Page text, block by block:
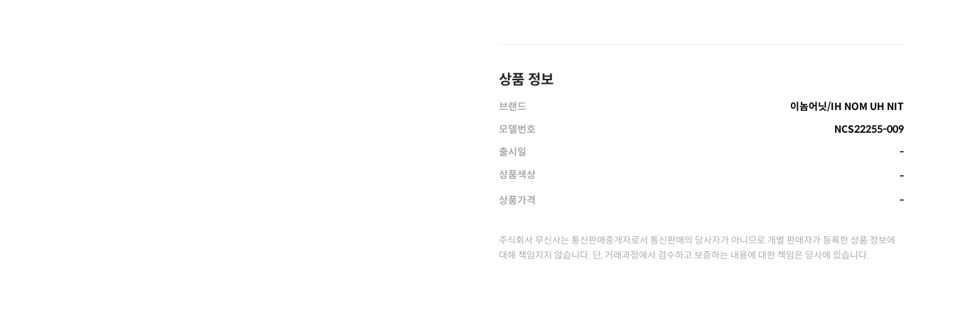
상품 정보
브랜드
이놈어닛/IH NOM UH NIT
모델번호
NCS22255-009
출시일
-
상품색상
-
상품가격
-
주식회사 무신사는 통신판매중개자로서 통신판매의 당사자가 아니므로 개별 판매자가 등록한 상품 정보에
대해 책임지지 않습니다. 단, 거래과정에서 검수하고 보증하는 내용에 대한 책임은 당사에 있습니다.